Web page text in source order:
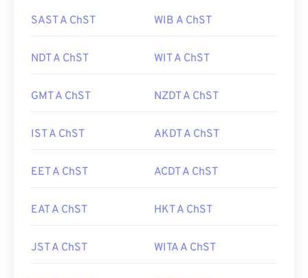
SAST A ChST WIB A ChST
NDT A ChST WIT A ChST
GMT A ChST NZDT A ChST
IST A ChST AKDT A ChST
EET A ChST ACDT A ChST
EAT A ChST HKT A ChST
JST A ChST WITA A ChST